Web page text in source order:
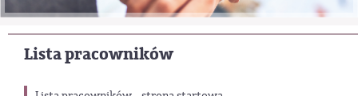
Lista pracowników